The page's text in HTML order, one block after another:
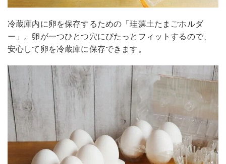
冷蔵庫内に卵を保存するための「珪藻土たまごホルダ
ー」。卵が一つひとつ穴にぴたっとフィットするので、
安心して卵を冷蔵庫に保存できます。